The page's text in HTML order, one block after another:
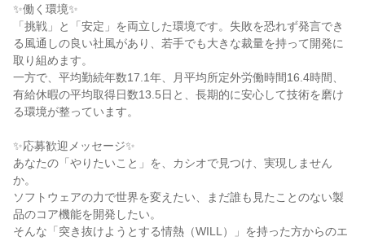
✨働く環境✨
「挑戦」と「安定」を両立した環境です。失敗を恐れず発言でき
る風通しの良い社風があり、若手でも大きな裁量を持って開発に
取り組めます。
一方で、平均勤続年数17.1年、月平均所定外労働時間16.4時間、
有給休暇の平均取得日数13.5日と、長期的に安心して技術を磨け
る環境が整っています。
✨応募歓迎メッセージ✨
あなたの「やりたいこと」を、カシオで見つけ、実現しません
か。
ソフトウェアの力で世界を変えたい、まだ誰も見たことのない製
品のコア機能を開発したい。
そんな「突き抜けようとする情熱（WILL）」を持った方からのエ